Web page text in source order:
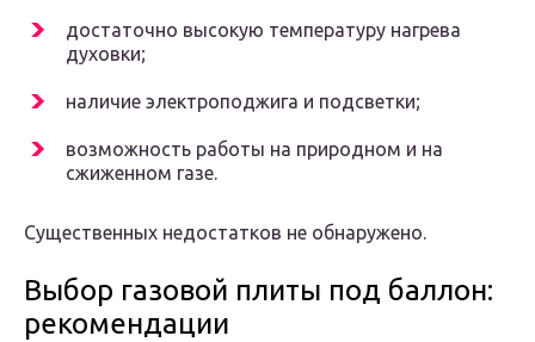
достаточно высокую температуру нагрева
духовки;
наличие электроподжига и подсветки;
возможность работы на природном и на
сжиженном газе.
Существенных недостатков не обнаружено.
Выбор газовой плиты под баллон:
рекомендации